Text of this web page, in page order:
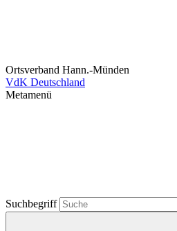
Ortsverband Hann.-Münden
VdK Deutschland
Metamenü
Suchbegriff